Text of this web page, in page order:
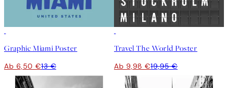
Graphic Miami Poster
Ab 6,50 €13 €
Travel The World Poster
Ab 9,98 €19,95 €